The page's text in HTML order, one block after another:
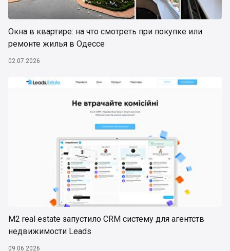
Окна в квартире: на что смотреть при покупке или
ремонте жилья в Одессе
02.07.2026
М2 real estate запустило CRM систему для агентств
недвижимости Leads
09.06.2026